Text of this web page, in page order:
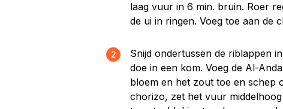
laag vuur in 6 min. bruin. Roer
de ui in ringen. Voeg toe aan de
2
Snijd ondertussen de riblappen
doe in een kom. Voeg de Al-
bloem en het zout toe en schep
chorizo, zet het vuur